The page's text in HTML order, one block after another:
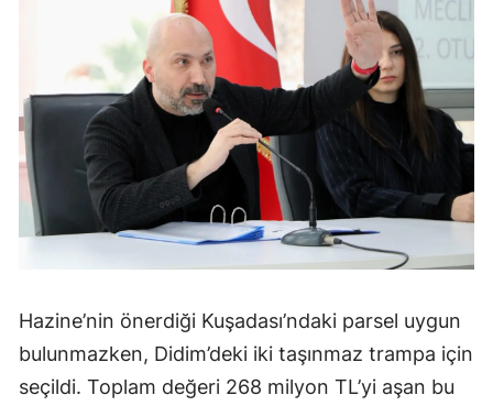
Hazine’nin önerdiği Kuşadası’ndaki parsel uygun
bulunmazken, Didim’deki iki taşınmaz trampa için
seçildi. Toplam değeri 268 milyon TL’yi aşan bu